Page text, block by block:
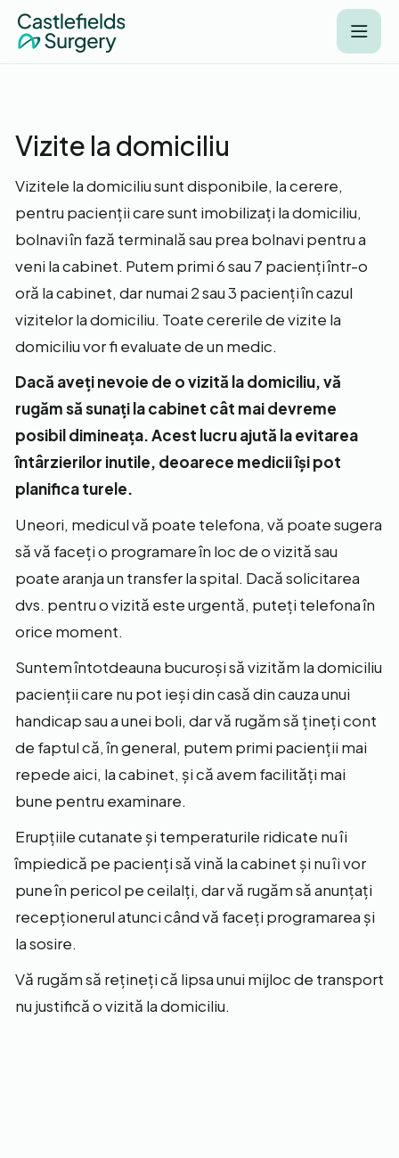
Vizite la domiciliu
Vizitele la domiciliu sunt disponibile, la cerere,
pentru pacienții care sunt imobilizați la domiciliu,
bolnavi în fază terminală sau prea bolnavi pentru a
veni la cabinet. Putem primi 6 sau 7 pacienți într-o
oră la cabinet, dar numai 2 sau 3 pacienți în cazul
vizitelor la domiciliu. Toate cererile de vizite la
domiciliu vor fi evaluate de un medic.
Dacă aveți nevoie de o vizită la domiciliu, vă
rugăm să sunați la cabinet cât mai devreme
posibil dimineața. Acest lucru ajută la evitarea
întârzierilor inutile, deoarece medicii își pot
planifica turele.
Uneori, medicul vă poate telefona, vă poate sugera
să vă faceți o programare în loc de o vizită sau
poate aranja un transfer la spital. Dacă solicitarea
dvs. pentru o vizită este urgentă, puteți telefona în
orice moment.
Suntem întotdeauna bucuroși să vizităm la domiciliu
pacienții care nu pot ieși din casă din cauza unui
handicap sau a unei boli, dar vă rugăm să țineți cont
de faptul că, în general, putem primi pacienții mai
repede aici, la cabinet, și că avem facilități mai
bune pentru examinare.
Erupțiile cutanate și temperaturile ridicate nu îi
împiedică pe pacienți să vină la cabinet și nu îi vor
pune în pericol pe ceilalți, dar vă rugăm să anunțați
recepționerul atunci când vă faceți programarea și
la sosire.
Vă rugăm să rețineți că lipsa unui mijloc de transport
nu justifică o vizită la domiciliu.